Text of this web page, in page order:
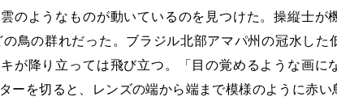
のようなものが動いているのを見つけた。操縦士が
の鳥の群れだった。ブラジル北部アマパ州の冠水した
が降り立っては飛び立つ。「目の覚めるような画に
ーを切ると、レンズの端から端まで模様のように赤い